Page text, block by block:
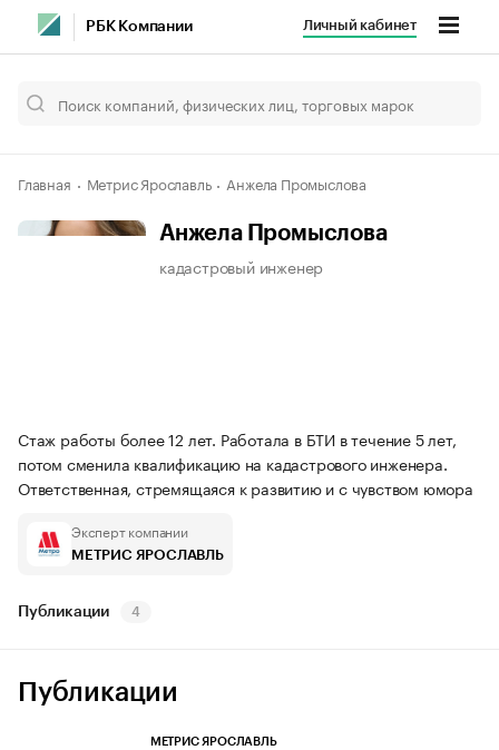
РБК Компании Личный кабинет
Главная Метрис Ярославль Анжела Промыслова
Анжела Промыслова
кадастровый инженер
Стаж работы более 12 лет. Работала в БТИ в течение 5 лет,
потом сменила квалификацию на кадастрового инженера.
Ответственная, стремящаяся к развитию и с чувством юмора
Эксперт компании
МЕТРИС ЯРОСЛАВЛЬ
Публикации 4
Публикации
МЕТРИС ЯРОСЛАВЛЬ